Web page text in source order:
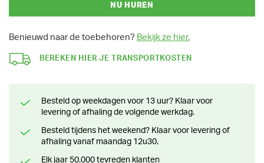
NU HUREN
Benieuwd naar de toebehoren? Bekijk ze hier.
BEREKEN HIER JE TRANSPORTKOSTEN
Besteld op weekdagen voor 13 uur? Klaar voor
levering of afhaling de volgende werkdag.
Besteld tijdens het weekend? Klaar voor levering of
afhaling vanaf maandag 12u30.
Elk jaar 50.000 tevreden klanten